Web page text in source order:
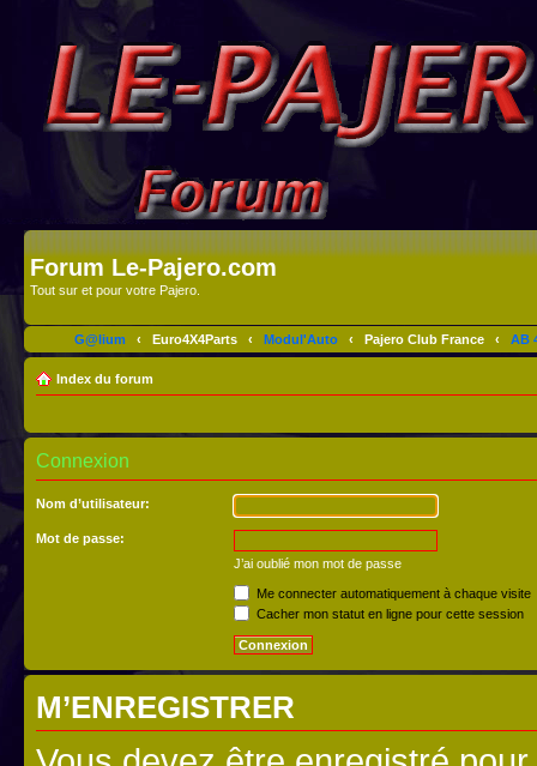
Forum Le-Pajero.com
Tout sur et pour votre Pajero.
G@lium ‹ Euro4X4Parts ‹ Modul'Auto ‹ Pajero Club France ‹ AB
Index du forum
Connexion
Nom d’utilisateur:
Mot de passe:
J’ai oublié mon mot de passe
Me connecter automatiquement à chaque visite
Cacher mon statut en ligne pour cette session
M’ENREGISTRER